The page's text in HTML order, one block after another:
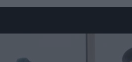
SYSTEM1 NOMBRA A KIMBERLY BASTONI COMO NUEVA